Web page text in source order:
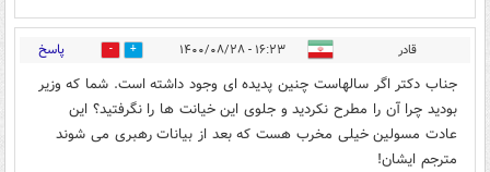
قادر ۱۶:۲۳ - ۱۴۰۰/۰۸/۲۸ 1 پاسخ
جناب دکتر اگر سالهاست چنین پدیده ای وجود داشته است. شما که وزیر
بودید چرا آن را مطرح نکردید و جلوی این خیانت ها را نگرفتید؟ این
عادت مسولین خیلی مخرب هست که بعد از بیانات رهبری می شوند
مترجم ایشان!